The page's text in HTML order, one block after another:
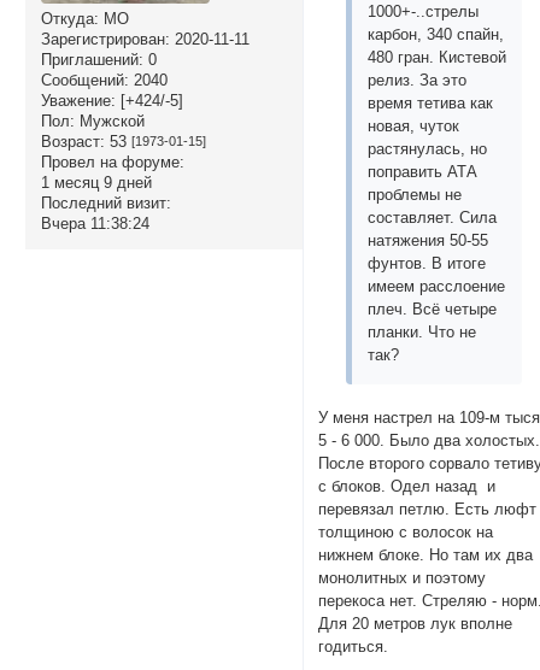
Откуда: МО
Зарегистрирован: 2020-11-11
Приглашений: 0
Сообщений: 2040
Уважение: [+424/-5]
Пол: Мужской
Возраст: 53 [1973-01-15]
Провел на форуме:
1 месяц 9 дней
Последний визит:
Вчера 11:38:24
1000+-..стрелы
карбон, 340 спайн,
480 гран. Кистевой
релиз. За это
время тетива как
новая, чуток
растянулась, но
поправить АТА
проблемы не
составляет. Сила
натяжения 50-55
фунтов. В итоге
имеем расслоение
плеч. Всё четыре
планки. Что не
так?
У меня настрел на 109-м
5 - 6 000. Было два холостых.
После второго сорвало
с блоков. Одел назад и
перевязал петлю. Есть люфт
толщиною с волосок на
нижнем блоке. Но там их два
монолитных и поэтому
перекоса нет. Стреляю -
Для 20 метров лук вполне
годиться.